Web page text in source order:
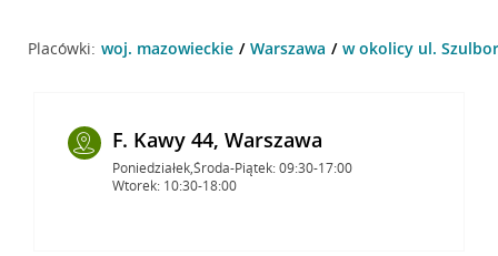
Placówki: woj. mazowieckie Warszawa w okolicy ul.
F. Kawy 44, Warszawa
Poniedziałek,Środa-Piątek: 09:30-17:00
Wtorek: 10:30-18:00